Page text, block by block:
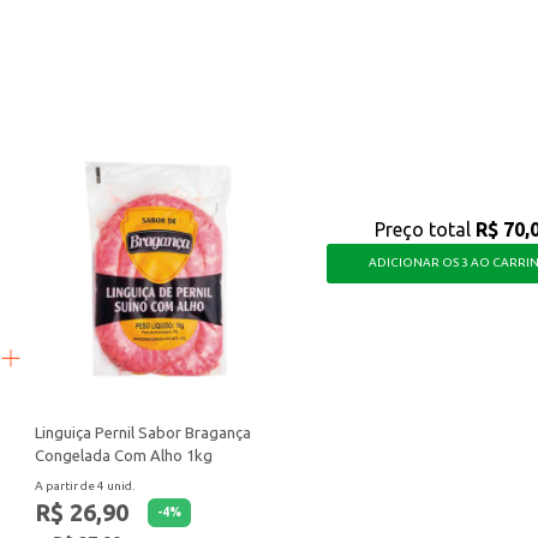
Linguiça Pernil Sabor Bragança
Congelada Com Alho 1kg
A partir de 4 unid.
R$ 26,90 -4%
Preço total R$
ADICIONAR OS 3 AO